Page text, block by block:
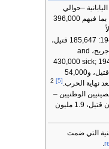
–حوالي
820,000، بما فيهم 396,000
1937–1941: 185,647 قتيل،
520,000 جريح، and
430,000 sick;
202,958 قتيل، و54,000
نهاية الحرب.[5]
2
الوطنيين –
1.77 مليون قتيل، 1.9 مليون
التي ضمت
.